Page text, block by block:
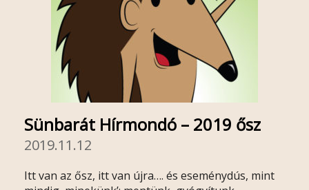
Sünbarát Hírmondó – 2019 ősz
2019.11.12
Itt van az ősz, itt van újra…. és eseménydús, mint